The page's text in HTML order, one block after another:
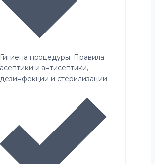
Гигиена процедуры. Правила
асептики и антисептики,
дезинфекции и стерилизации.